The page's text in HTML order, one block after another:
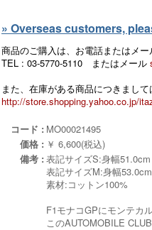
» Overseas customers,
商品のご購入は、お電話またはメ
TEL : 03-5770-5110 またはメール
また、在庫がある商品につきまし
http://store.shopping.yahoo.co.jp/
コード : MO00021495
価格 : ￥ 6,600(税込)
備考 : 表記サイズS:身幅
表記サイズM:身幅
素材:コットン100%
F1モナコGPにモンテカ
このAUTOMOBILE